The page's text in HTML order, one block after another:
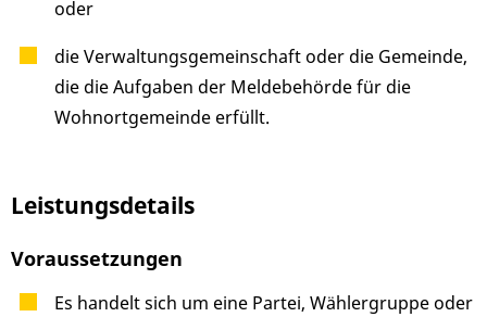
oder
die Verwaltungsgemeinschaft oder die Gemeinde,
die die Aufgaben der Meldebehörde für die
Wohnortgemeinde erfüllt.
Leistungsdetails
Voraussetzungen
Es handelt sich um eine Partei, Wählergruppe oder